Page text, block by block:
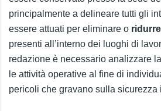
principalmente a delineare tutti gli
essere attuati per eliminare o
presenti all’interno dei luoghi di
redazione è necessario analizzare
le attività operative al fine di
pericoli che gravano sulla sicurezza